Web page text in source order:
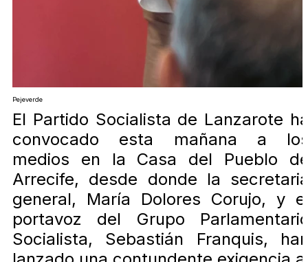
Pejeverde
El Partido Socialista de Lanzarote
convocado esta mañana a
medios en la Casa del Pueblo
Arrecife, desde donde la
general, María Dolores Corujo, y
portavoz del Grupo
Socialista, Sebastián Franquis,